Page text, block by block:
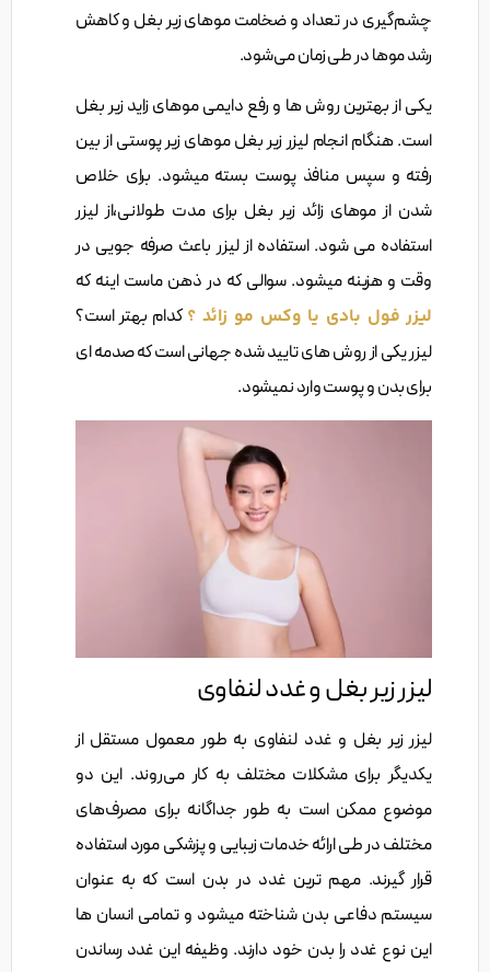
چشم‌گیری در تعداد و ضخامت موهای زیر بغل و کاهش
رشد موها در طی زمان می‌شود.
یکی از بهترین روش ها و رفع دایمی موهای زاید زیر بغل
است. هنگام انجام لیزر زیر بغل موهای زیر پوستی از بین
رفته و سپس منافذ پوست بسته میشود. برای خلاص
شدن از موهای زائد زیر بغل برای مدت طولانی،از لیزر
استفاده می شود. استفاده از لیزر باعث صرفه جویی در
وقت و هزینه میشود. سوالی که در ذهن ماست اینه که
لیزر فول بادی یا وکس مو زائد ؟کدام بهتر است؟
لیزر یکی از روش های تایید شده جهانی است که صدمه ای
برای بدن و پوست وارد نمیشود.
لیزر زیر بغل و غدد لنفاوی
لیزر زیر بغل و غدد لنفاوی به طور معمول مستقل از
یکدیگر برای مشکلات مختلف به کار می‌روند. این دو
موضوع ممکن است به طور جداگانه برای مصرف‌های
مختلف در طی ارائه خدمات زیبایی و پزشکی مورد استفاده
قرار گیرند. مهم ترین غدد در بدن است که به عنوان
سیستم دفاعی بدن شناخته میشود و تمامی انسان ها
این نوع غدد را بدن خود دارند. وظیفه این غدد رساندن